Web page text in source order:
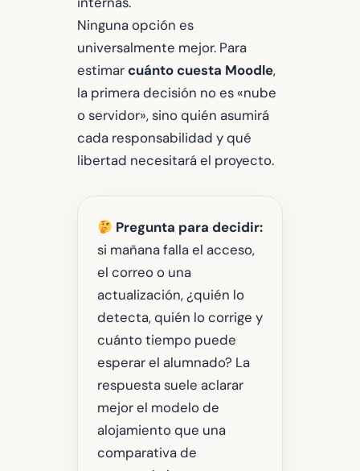
Ninguna opción es
universalmente mejor. Para
estimarcuánto cuesta Moodle,
la primera decisión no es «nube
o servidor», sino quién asumirá
cada responsabilidad y qué
libertad necesitará el proyecto.
Pregunta para decidir:
si mañana falla el acceso,
el correo o una
actualización, ¿quién lo
detecta, quién lo corrige y
cuánto tiempo puede
esperar el alumnado? La
respuesta suele aclarar
mejor el modelo de
alojamiento que una
comparativa de